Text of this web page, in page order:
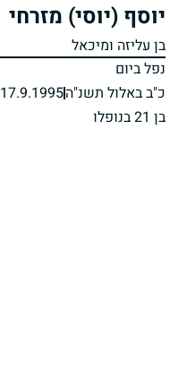
יוסף (יוסי) מזרחי
בן עליזה ומיכאל
נפל ביום
כ"ב באלול תשנ"ה17.9.1995
בן 21 בנופלו